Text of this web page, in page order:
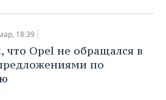
18:39
что Opel не обращался в
по